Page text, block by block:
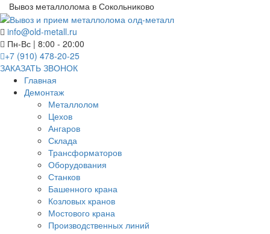
Вывоз металлолома в Сокольниково
info@old-metall.ru
Пн-Вс | 8:00 - 20:00
+7 (910) 478-20-25
ЗАКАЗАТЬ ЗВОНОК
Главная
Демонтаж
Металлолом
Цехов
Ангаров
Склада
Трансформаторов
Оборудования
Станков
Башенного крана
Козловых кранов
Мостового крана
Производственных линий